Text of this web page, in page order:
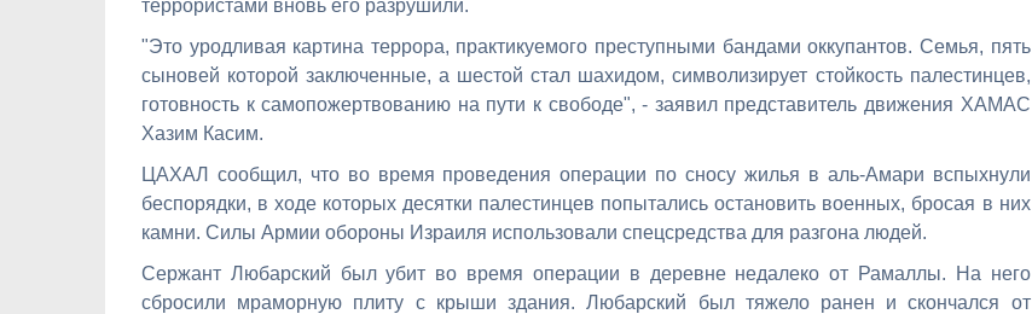
террористами вновь его разрушили.
"Это уродливая картина террора, практикуемого преступными бандами оккупантов. Семья, пять
сыновей которой заключенные, а шестой стал шахидом, символизирует стойкость палестинцев,
готовность к самопожертвованию на пути к свободе", - заявил представитель движения ХАМАС
Хазим Касим.
ЦАХАЛ сообщил, что во время проведения операции по сносу жилья в аль-Амари вспыхнули
беспорядки, в ходе которых десятки палестинцев попытались остановить военных, бросая в них
камни. Силы Армии обороны Израиля использовали спецсредства для разгона людей.
Сержант Любарский был убит во время операции в деревне недалеко от Рамаллы. На него
сбросили мраморную плиту с крыши здания. Любарский был тяжело ранен и скончался от